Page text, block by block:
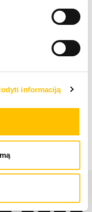
informaciją
7,200 –
100 kW
1.80 – 2.30